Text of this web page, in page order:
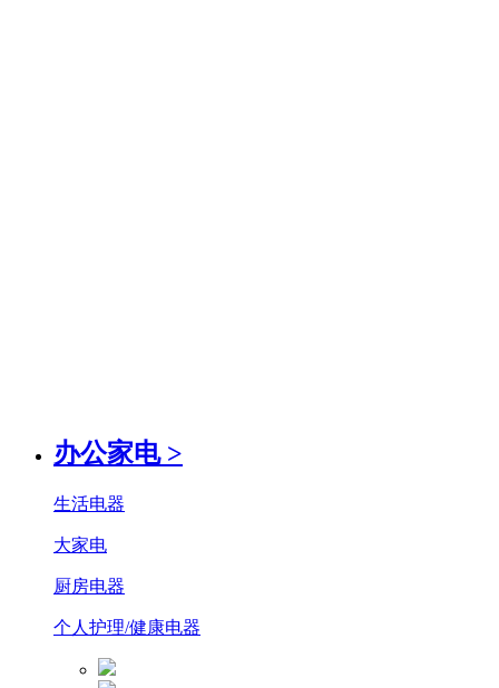
办公家电 >
生活电器
大家电
厨房电器
个人护理/健康电器